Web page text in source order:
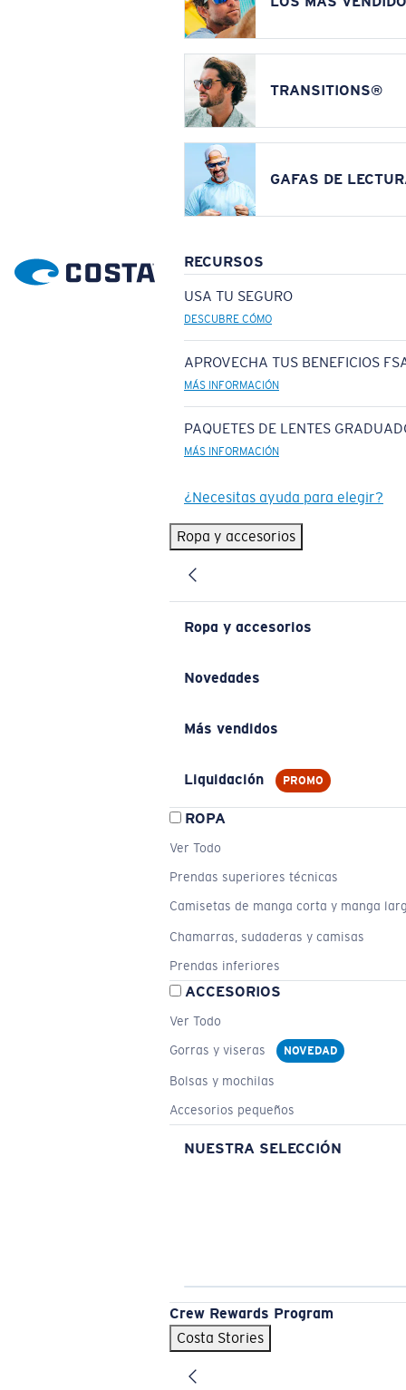
TRANSITIONS®
GAFAS DE
RECURSOS
USA TU SEGURO
DESCUBRE CÓMO
APROVECHA TUS BENEFICIOS
MÁS INFORMACIÓN
PAQUETES DE LENTES
MÁS INFORMACIÓN
¿Necesitas ayuda para elegir?
Ropa y accesorios
Ropa y accesorios
Novedades
Más vendidos
Liquidación PROMO
ROPA
Ver Todo
Prendas superiores técnicas
Camisetas de manga corta y manga
Chamarras, sudaderas y camisas
Prendas inferiores
ACCESORIOS
Ver Todo
Gorras y viseras
NOVEDAD
Bolsas y mochilas
Accesorios pequeños
NUESTRA SELECCIÓN
Crew Rewards Program
Costa Stories